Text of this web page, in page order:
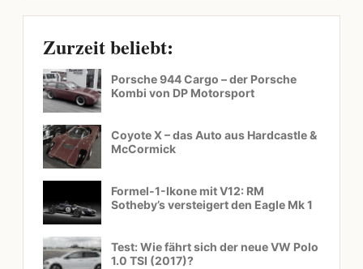
Zurzeit beliebt:
Porsche 944 Cargo – der Porsche
Kombi von DP Motorsport
Coyote X – das Auto aus Hardcastle &
McCormick
Formel-1-Ikone mit V12: RM
Sotheby’s versteigert den Eagle Mk 1
Test: Wie fährt sich der neue VW Polo
1.0 TSI (2017)?